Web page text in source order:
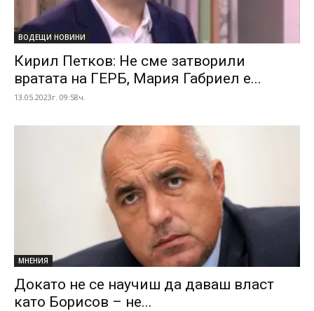
ВОДЕЩИ НОВИНИ
Кирил Петков: Не сме затворили
вратата на ГЕРБ, Мария Габриел е...
13.05.2023г. 09:58ч.
МНЕНИЯ
Докато не се научиш да даваш власт
като Борисов – не...